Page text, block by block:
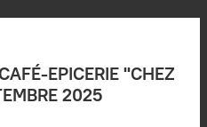
EPICERIE "CHEZ
2025